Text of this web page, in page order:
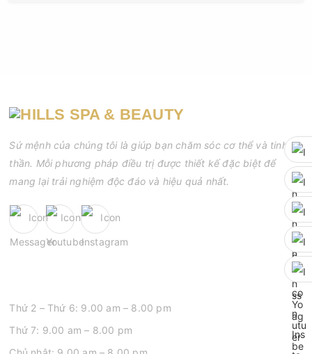
Sứ mệnh của chúng tôi là giúp bạn chăm sóc cơ thể và tinh
thần. Mỗi phương pháp điều trị được thiết kế đặc biệt để
mang lại trải nghiệm độc đáo và hiệu quả nhất.
Thứ 2 – Thứ 6: 9.00 am – 8.00 pm
Thứ 7: 9.00 am – 8.00 pm